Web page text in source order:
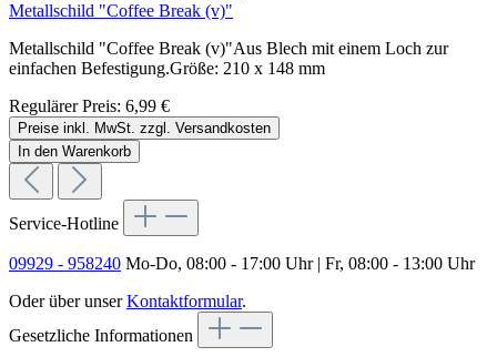
Metallschild "Coffee Break (v)"
Metallschild "Coffee Break (v)"Aus Blech mit einem Loch zur
einfachen Befestigung.Größe: 210 x 148 mm
Regulärer Preis: 6,99 €
Preise inkl. MwSt. zzgl. Versandkosten
In den Warenkorb
Service-Hotline
09929 - 958240 Mo-Do, 08:00 - 17:00 Uhr | Fr, 08:00 - 13:00 Uhr
Oder über unserKontaktformular.
Gesetzliche Informationen